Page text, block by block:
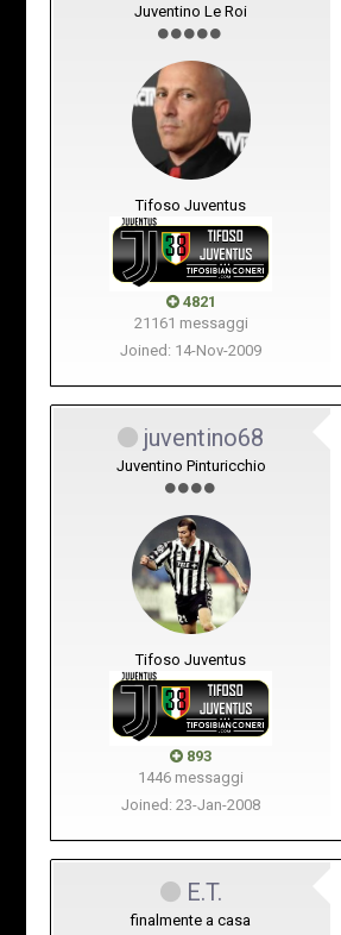
Juventino Le Roi
Tifoso Juventus
4821
21161 messaggi
Joined: 14-Nov-2009
juventino68
Juventino Pinturicchio
Tifoso Juventus
893
1446 messaggi
Joined: 23-Jan-2008
E.T.
finalmente a casa